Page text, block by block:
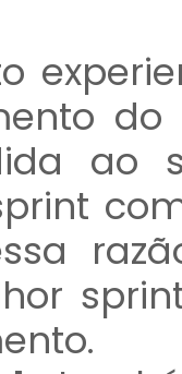
do
ao